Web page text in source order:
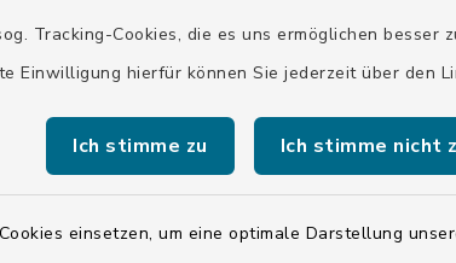
Tracking-Cookies, die es uns ermöglichen
Einwilligung hierfür können Sie jederzeit über den
Ich stimme zu Ich stimme nicht
einsetzen, um eine optimale Darstellung
Uhr
Uhr
10.00-12.00 Uhr